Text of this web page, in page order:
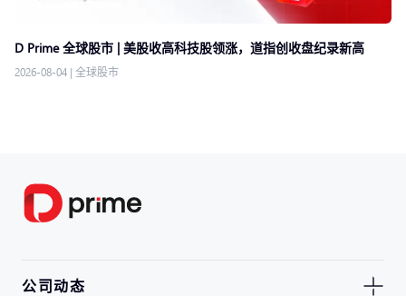
D Prime 全球股市 | 美股收高科技股领涨，道指创收盘纪录新高
2026-08-04 | 全球股市
公司动态